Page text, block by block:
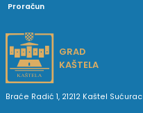
Proračun
GRAD
KAŠTELA
Braće Radić 1, 21212 Kaštel Sućurac